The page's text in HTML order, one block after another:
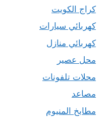
كراج الكويت
كهربائي سيارات
كهربائي منازل
محل عصير
محلات تلفونات
مصاعد
مطابخ المنيوم